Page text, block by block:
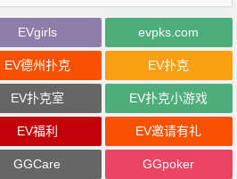
EVgirls evpks.com
EV德州扑克 EV扑克
EV扑克室 EV扑克小游戏
EV福利 EV邀请有礼
GGCare GGpoker